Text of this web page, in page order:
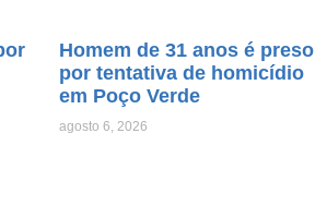
Homem de 31 anos é preso
por tentativa de homicídio
em Poço Verde
agosto 6, 2026